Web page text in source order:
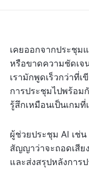
เคยออกจากประชุ
หรือขาดความชัดเจ
เรามักพูดเร็วกว่าที่
การประชุมไปพร้อม
รู้สึกเหมือนเป็นเกมที่
ผู้ช่วยประชุม AI เช่
สัญญาว่าจะถอดเสีย
และส่งสรุปหลังการ